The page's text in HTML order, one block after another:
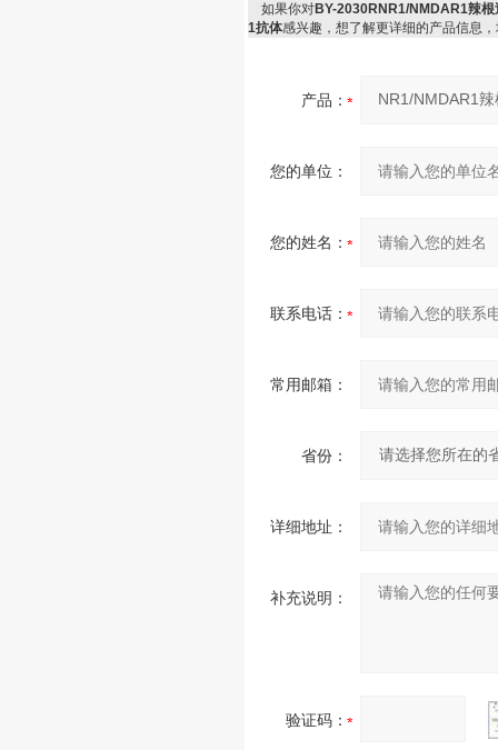
如果你对BY-2030RNR1/NMDAR1辣
1抗体感兴趣，想了解更详细的产品信息
产品：
您的单位：
您的姓名：
联系电话：
常用邮箱：
省份：
详细地址：
补充说明：
验证码：